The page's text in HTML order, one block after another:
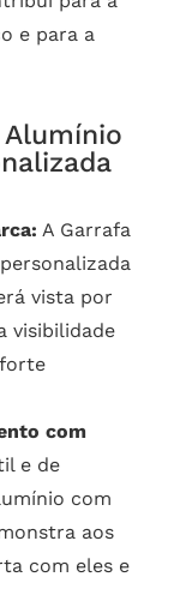
e para a
A Garrafa
vista por
visibilidade
com
e de
com
aos
com eles e